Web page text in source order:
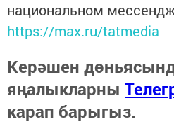
национальном
https://max.ru/tatmedia
Керәшен
яңалыкларны
карап барыгыз.